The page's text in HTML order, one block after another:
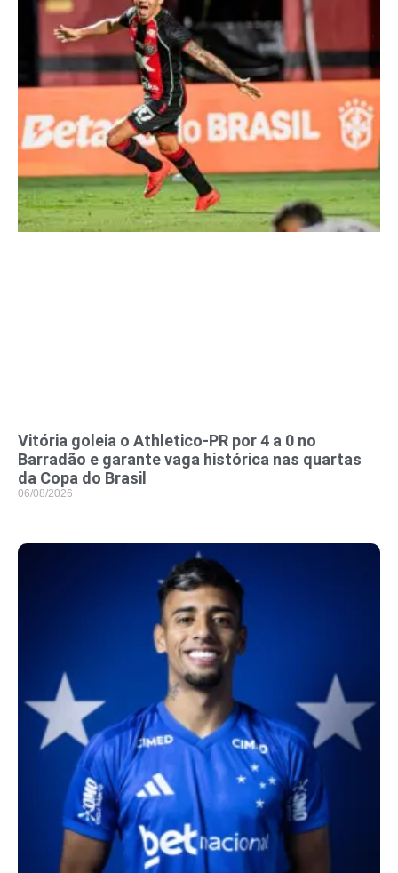
Vitória goleia o Athletico-PR por 4 a 0 no
Barradão e garante vaga histórica nas quartas
da Copa do Brasil
06/08/2026